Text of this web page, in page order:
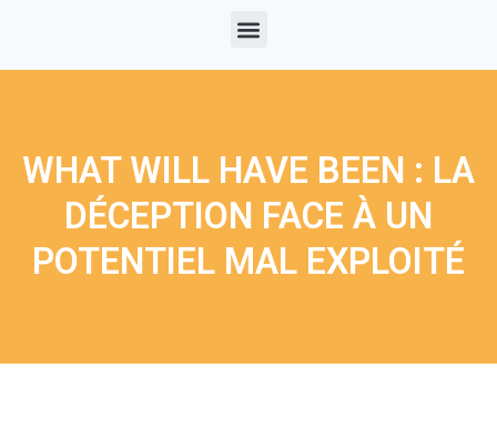
WHAT WILL HAVE BEEN : LA
DÉCEPTION FACE À UN
POTENTIEL MAL EXPLOITÉ